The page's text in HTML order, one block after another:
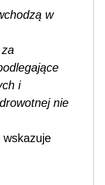
w
i
nie
wskazuje